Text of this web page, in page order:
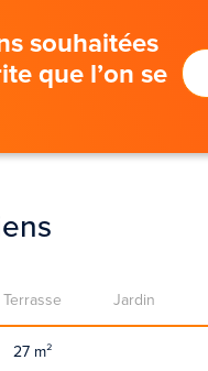
souhaitées
que l’on se
Terrasse Jardin
27 m²